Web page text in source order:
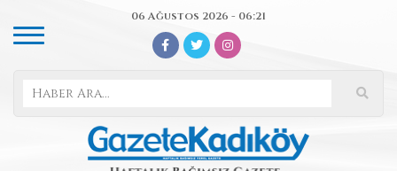
06 Ağustos 2026 - 06:21